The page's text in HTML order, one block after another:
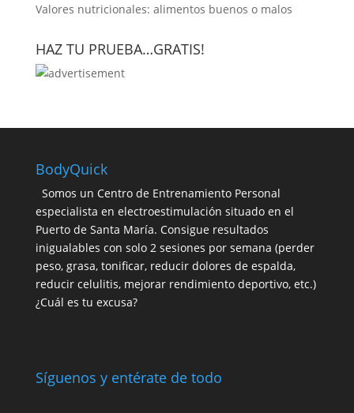
Valores nutricionales: alimentos buenos o malos
HAZ TU PRUEBA…GRATIS!
BodyQuick
Somos un Centro de Entrenamiento Personal
especialista en electroestimulación situado en el
Puerto de Santa María. Consigue resultados
inigualables con solo 2 sesiones por semana (perder
peso, grasa, tonificar, reducir dolores de espalda,
reducir celulitis, mejorar rendimiento deportivo, etc.)
¿Cuál es tu excusa?
Síguenos y entérate de todo